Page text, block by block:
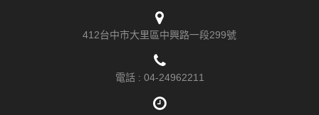
412台中市大里區中興路一段299號
電話 : 04-24962211